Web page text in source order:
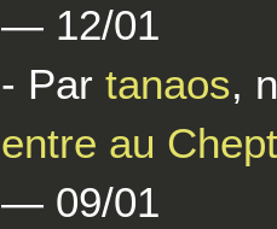
— 12/01
- Par tanaos,
entre au
— 09/01